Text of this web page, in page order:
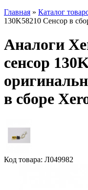
Главная » Каталог
130K58210 Сенсор в
Аналоги
сенсор
в сборе
Код товара: Л049982